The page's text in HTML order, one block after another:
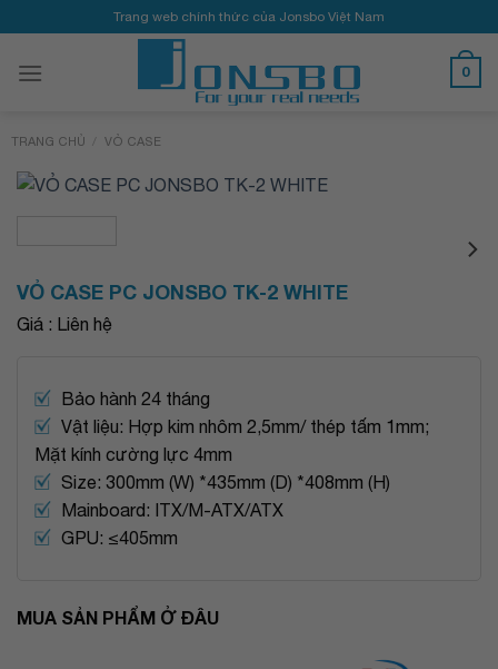
qua
nội
Trang web chính thức của Jonsbo Việt Nam
0
TRANG CHỦ / VỎ CASE
VỎ CASE PC JONSBO TK-2 WHITE
Giá : Liên hệ
Bảo hành 24 tháng
Vật liệu: Hợp kim nhôm 2,5mm/ thép tấm 1mm;
Mặt kính cường lực 4mm
Size: 300mm (W) *435mm (D) *408mm (H)
Mainboard: ITX/M-ATX/ATX
GPU: ≤405mm
MUA SẢN PHẨM Ở ĐÂU